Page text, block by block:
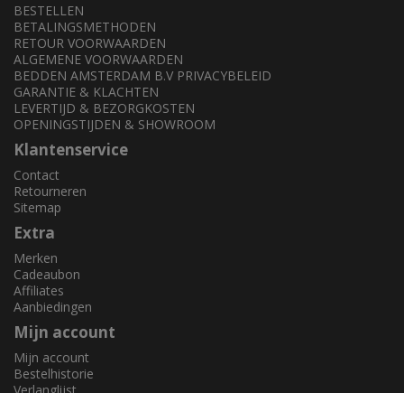
BESTELLEN
BETALINGSMETHODEN
RETOUR VOORWAARDEN
ALGEMENE VOORWAARDEN
BEDDEN AMSTERDAM B.V PRIVACYBELEID
GARANTIE & KLACHTEN
LEVERTIJD & BEZORGKOSTEN
OPENINGSTIJDEN & SHOWROOM
Klantenservice
Contact
Retourneren
Sitemap
Extra
Merken
Cadeaubon
Affiliates
Aanbiedingen
Mijn account
Mijn account
Bestelhistorie
Verlanglijst